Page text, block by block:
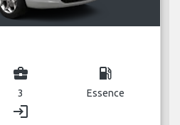
business_center
3
local_gas_station
Essence
login